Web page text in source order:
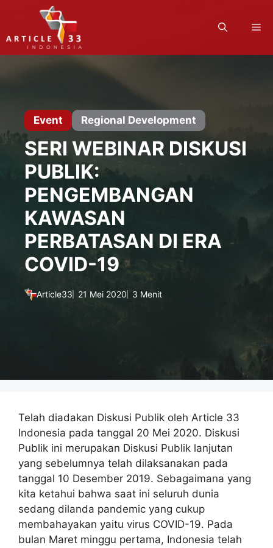
Langsung
isi
Event Regional Development
SERI WEBINAR DISKUSI
PUBLIK:
PENGEMBANGAN
KAWASAN
PERBATASAN DI ERA
COVID-19
Article33 21 Mei 2020 3 Menit
Telah diadakan Diskusi Publik oleh Article 33
Indonesia pada tanggal 20 Mei 2020. Diskusi
Publik ini merupakan Diskusi Publik lanjutan
yang sebelumnya telah dilaksanakan pada
tanggal 10 Desember 2019. Sebagaimana yang
kita ketahui bahwa saat ini seluruh dunia
sedang dilanda pandemic yang cukup
membahayakan yaitu virus COVID-19. Pada
bulan Maret minggu pertama, Indonesia telah